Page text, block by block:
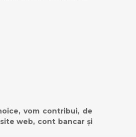
vom contribui, de
web, cont bancar și